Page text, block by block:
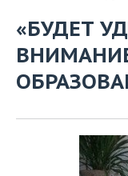
«БУДЕТ